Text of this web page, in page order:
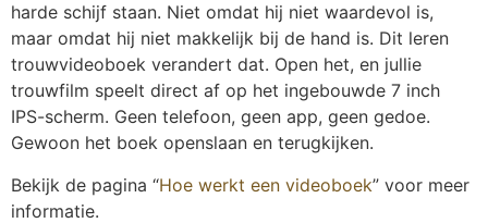
harde schijf staan. Niet omdat hij niet waardevol is,
maar omdat hij niet makkelijk bij de hand is. Dit leren
trouwvideoboek verandert dat. Open het, en jullie
trouwfilm speelt direct af op het ingebouwde 7 inch
IPS-scherm. Geen telefoon, geen app, geen gedoe.
Gewoon het boek openslaan en terugkijken.
Bekijk de pagina “Hoe werkt een videoboek” voor meer
informatie.